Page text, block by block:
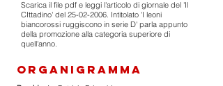
Scarica il file pdf e leggi l'articolo di giornale del 'Il
CIttadino' del 25-02-2006. Intitolato 'I leoni
biancorossi ruggiscono in serie D' parla appunto
della promozione alla categoria superiore di
quell'anno.
ORGANIGRAMMA